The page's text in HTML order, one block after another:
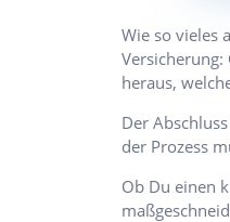
Wie so vieles
heraus,
Der
der Prozess
Ob Du einen